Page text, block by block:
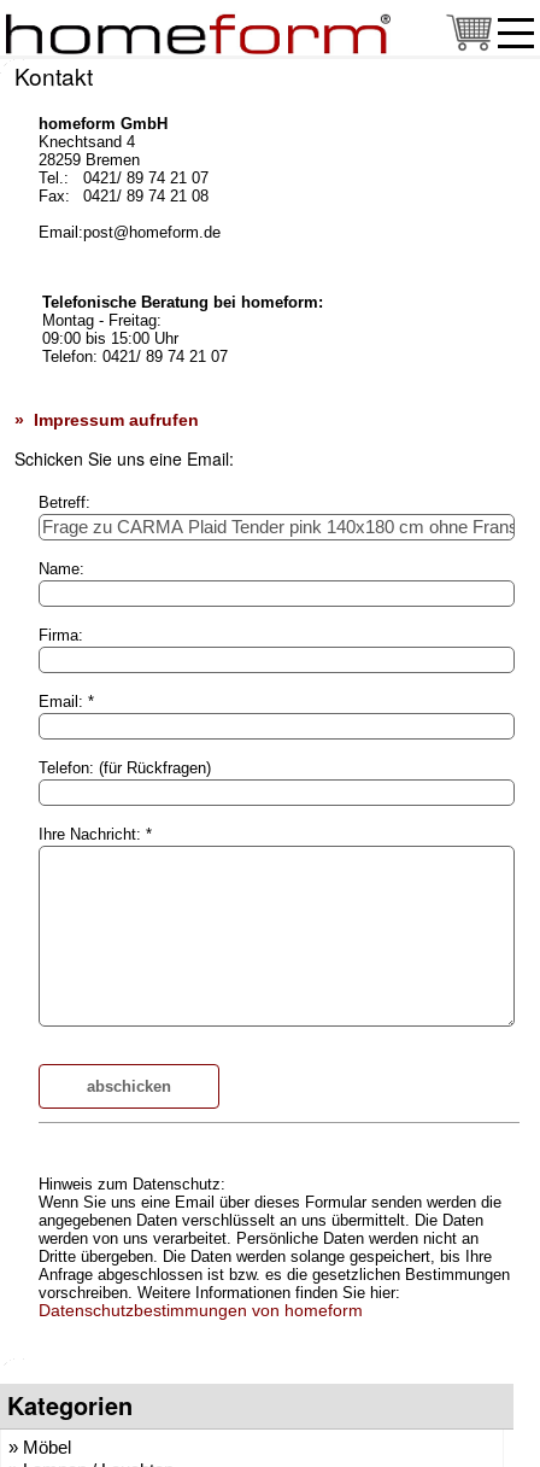
Kontakt
homeform GmbH
Knechtsand 4
28259 Bremen
Tel.:
0421/ 89 74 21 07
Fax:
0421/ 89 74 21 08
Email:post@homeform.de
Telefonische Beratung bei homeform:
Montag - Freitag:
09:00 bis 15:00 Uhr
Telefon: 0421/ 89 74 21 07
» Impressum aufrufen
Schicken Sie uns eine Email:
Betreff:
Name:
Firma:
Email: *
Telefon: (für Rückfragen)
Ihre Nachricht: *
Hinweis zum Datenschutz:
Wenn Sie uns eine Email über dieses Formular senden werden die
angegebenen Daten verschlüsselt an uns übermittelt. Die Daten
werden von uns verarbeitet. Persönliche Daten werden nicht an
Dritte übergeben. Die Daten werden solange gespeichert, bis Ihre
Anfrage abgeschlossen ist bzw. es die gesetzlichen Bestimmungen
vorschreiben. Weitere Informationen finden Sie hier:
Datenschutzbestimmungen von homeform
Kategorien
» Möbel